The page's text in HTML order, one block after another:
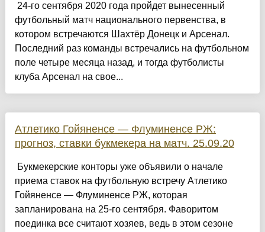
24-го сентября 2020 года пройдет вынесенный
футбольный матч национального первенства, в
котором встречаются Шахтёр Донецк и Арсенал.
Последний раз команды встречались на футбольном
поле четыре месяца назад, и тогда футболисты
клуба Арсенал на свое...
Атлетико Гойяненсе — Флуминенсе РЖ:
прогноз, ставки букмекера на матч. 25.09.20
Букмекерские конторы уже объявили о начале
приема ставок на футбольную встречу Атлетико
Гойяненсе — Флуминенсе РЖ, которая
запланирована на 25-го сентября. Фаворитом
поединка все считают хозяев, ведь в этом сезоне